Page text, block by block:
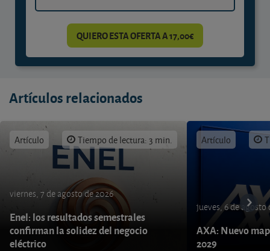
QUIERO ESTA OFERTA A 17,00€
Artículos relacionados
Artículo Tiempo de lectura: 3 min.
viernes, 7 de agosto de 2026
Enel: los resultados semestrales
confirman la solidez del negocio
eléctrico
Artículo
jueves, 6 de agosto
AXA: Nuevo
2029